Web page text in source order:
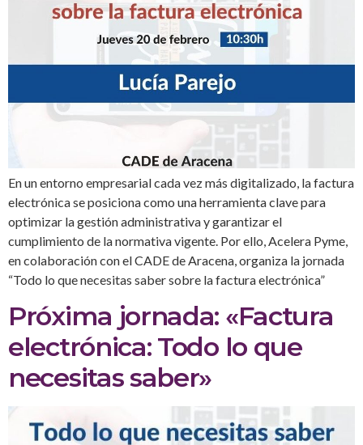
En un entorno empresarial cada vez más digitalizado, la factura
electrónica se posiciona como una herramienta clave para
optimizar la gestión administrativa y garantizar el
cumplimiento de la normativa vigente. Por ello, Acelera Pyme,
en colaboración con el CADE de Aracena, organiza la jornada
“Todo lo que necesitas saber sobre la factura electrónica”
Próxima jornada: «Factura
electrónica: Todo lo que
necesitas saber»